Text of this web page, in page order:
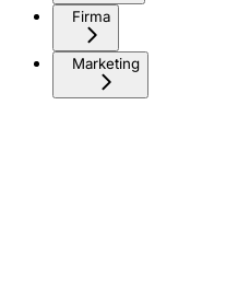
Firma
Marketing